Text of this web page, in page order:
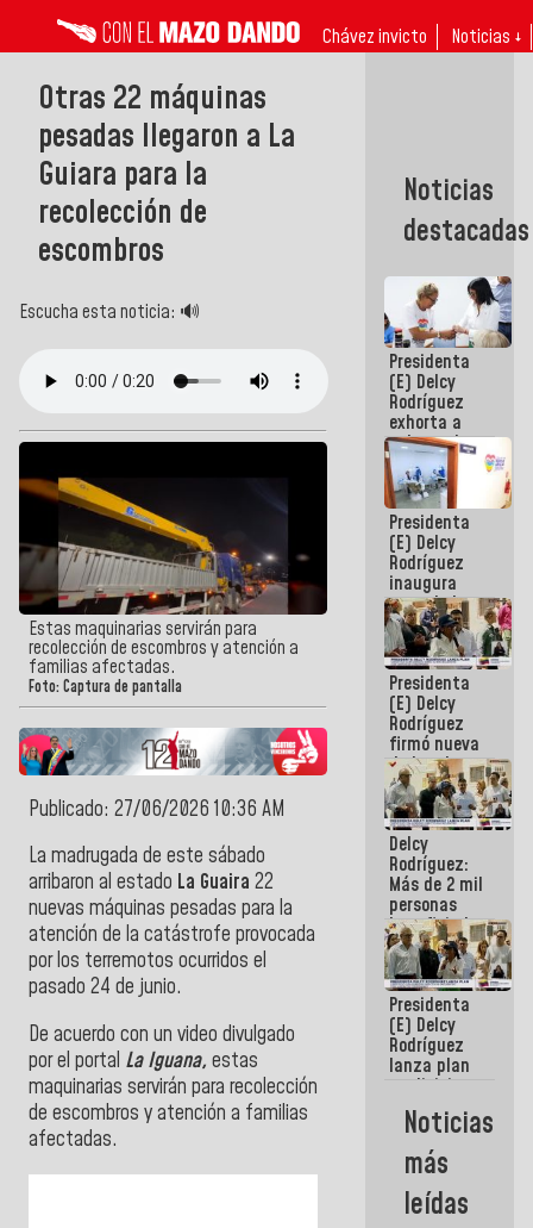
Chávez invicto Noticias ↓
Otras 22 máquinas
pesadas llegaron a La
Guiara para la
recolección de
escombros
Escucha esta noticia: 🔊
Estas maquinarias servirán para
recolección de escombros y atención a
familias afectadas.
Foto: Captura de pantalla
Publicado: 27/06/2026 10:36 AM
La madrugada de este sábado
arribaron al estado La Guaira 22
nuevas máquinas pesadas para la
atención de la catástrofe provocada
por los terremotos ocurridos el
pasado 24 de junio.
De acuerdo con un video divulgado
por el portal La Iguana, estas
maquinarias servirán para recolección
de escombros y atención a familias
afectadas.
Noticias
destacadas
Presidenta
(E) Delcy
Rodríguez
exhorta a
gobernadores
y alcaldes a
edificar
casas para
abuelos
Presidenta
(E) Delcy
Rodríguez
inaugura
casa de los
Abuelos
Primavera
en Caracas
Presidenta
(E) Delcy
Rodríguez
firmó nueva
de Ley de
Arrendamiento
aprobada
por la AN
Delcy
Rodríguez:
Más de 2 mil
personas
beneficiadas
con planes
para
atención de
emergencia
sísmica en
la última
semana
Presidenta
(E) Delcy
Rodríguez
lanza plan
crediticio
con subsidio
a Juntas de
Condominio
Noticias
más
leídas